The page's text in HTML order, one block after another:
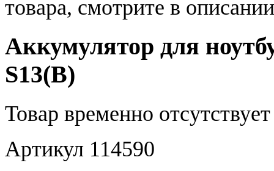
товара, смотрите в
Аккумулятор для
S13(B)
Товар временно
Артикул 114590